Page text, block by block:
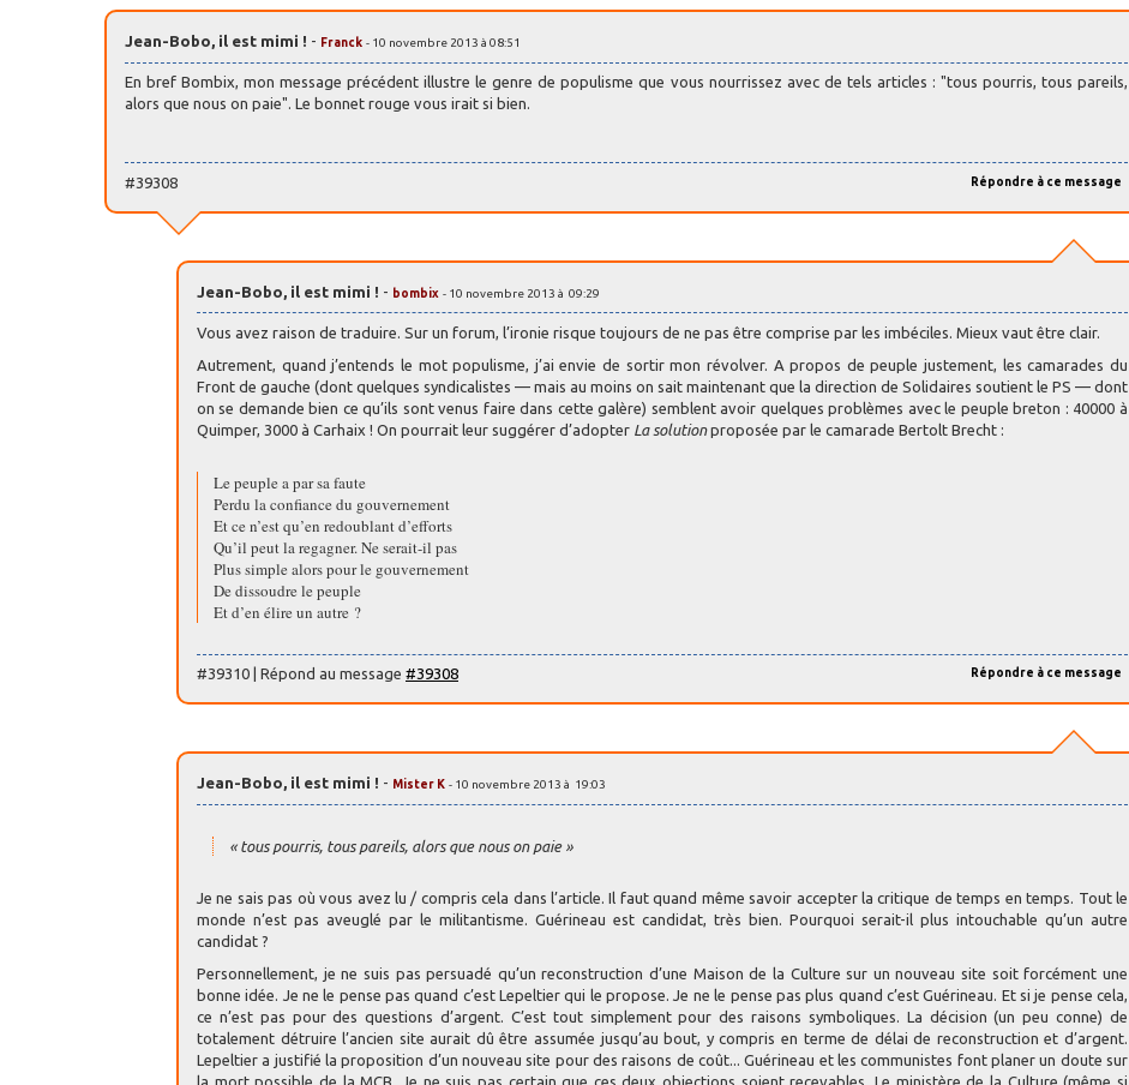
Jean-Bobo, il est mimi ! - Franck - 10 novembre 2013 à 08:51
En bref Bombix, mon message précédent illustre le genre de populisme que vous nourrissez avec de tels articles : "tous pourris, tous pareils,
alors que nous on paie". Le bonnet rouge vous irait si bien.
Répondre à ce message
#39308
Jean-Bobo, il est mimi ! - bombix - 10 novembre 2013 à 09:29
Vous avez raison de traduire. Sur un forum, l’ironie risque toujours de ne pas être comprise par les imbéciles. Mieux vaut être clair.
Autrement, quand j’entends le mot populisme, j’ai envie de sortir mon révolver. A propos de peuple justement, les camarades du
Front de gauche (dont quelques syndicalistes — mais au moins on sait maintenant que la direction de Solidaires soutient le PS — dont
on se demande bien ce qu’ils sont venus faire dans cette galère) semblent avoir quelques problèmes avec le peuple breton : 40000 à
Quimper, 3000 à Carhaix ! On pourrait leur suggérer d’adopter La solutionproposée par le camarade Bertolt Brecht :
Le peuple a par sa faute
Perdu la confiance du gouvernement
Et ce n’est qu’en redoublant d’efforts
Qu’il peut la regagner. Ne serait-il pas
Plus simple alors pour le gouvernement
De dissoudre le peuple
Et d’en élire un autre ?
Répondre à ce message
#39310 | Répond au message #39308
Jean-Bobo, il est mimi ! - Mister K - 10 novembre 2013 à 19:03
« tous pourris, tous pareils, alors que nous on paie »
Je ne sais pas où vous avez lu / compris cela dans l’article. Il faut quand même savoir accepter la critique de temps en temps. Tout le
monde n’est pas aveuglé par le militantisme. Guérineau est candidat, très bien. Pourquoi serait-il plus intouchable qu’un autre
candidat ?
Personnellement, je ne suis pas persuadé qu’un reconstruction d’une Maison de la Culture sur un nouveau site soit forcément une
bonne idée. Je ne le pense pas quand c’est Lepeltier qui le propose. Je ne le pense pas plus quand c’est Guérineau. Et si je pense cela,
ce n’est pas pour des questions d’argent. C’est tout simplement pour des raisons symboliques. La décision (un peu conne) de
totalement détruire l’ancien site aurait dû être assumée jusqu’au bout, y compris en terme de délai de reconstruction et d’argent.
Lepeltier a justifié la proposition d’un nouveau site pour des raisons de coût... Guérineau et les communistes font planer un doute sur
la mort possible de la MCB. Je ne suis pas certain que ces deux objections soient recevables. Le ministère de la Culture (même si